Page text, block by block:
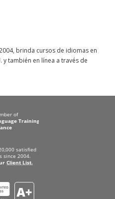
brinda cursos de idiomas en
y también en línea a través de